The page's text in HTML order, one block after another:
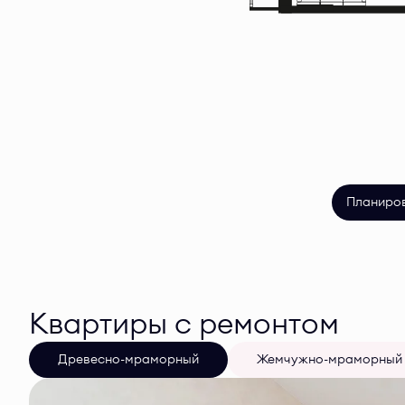
Квартиры с ремонтом
Древесно-мраморный Жемчужно-мраморный